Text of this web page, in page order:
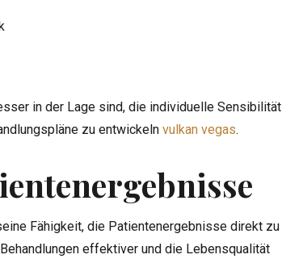
in der Lage sind, die individuelle Sensibilität
zu entwickeln vulkan vegas.
Fähigkeit, die Patientenergebnisse direkt zu
effektiver und die Lebensqualität